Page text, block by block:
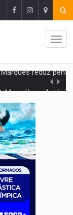
Museólogo Antônio Ocampo lança livro
a deputada federal do PL salta R$ 1
cerca de 200 porções
fundiária da
Rondônia Empreendedora segue no Espaço
Seinfra de Porto Velho pede
e exames especializados durante